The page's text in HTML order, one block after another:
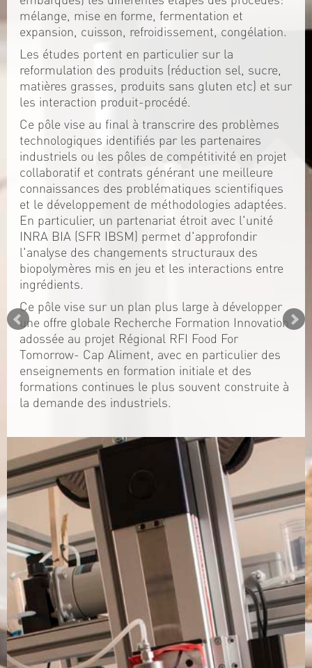
mélange, mise en forme, fermentation et
expansion, cuisson, refroidissement, congélation.
Les études portent en particulier sur la
reformulation des produits (réduction sel, sucre,
matières grasses, produits sans gluten etc) et sur
les interaction produit-procédé.
Ce pôle vise au final à transcrire des problèmes
technologiques identifiés par les partenaires
industriels ou les pôles de compétitivité en projet
collaboratif et contrats générant une meilleure
connaissances des problématiques scientifiques
et le développement de méthodologies adaptées.
En particulier, un partenariat étroit avec l'unité
INRA BIA (SFR IBSM) permet d'approfondir
l'analyse des changements structuraux des
biopolymères mis en jeu et les interactions entre
ingrédients.
Ce pôle vise sur un plan plus large à développer
une offre globale Recherche Formation Innovation
adossée au projet Régional RFI Food For
Tomorrow- Cap Aliment, avec en particulier des
enseignements en formation initiale et des
formations continues le plus souvent construite à
la demande des industriels.